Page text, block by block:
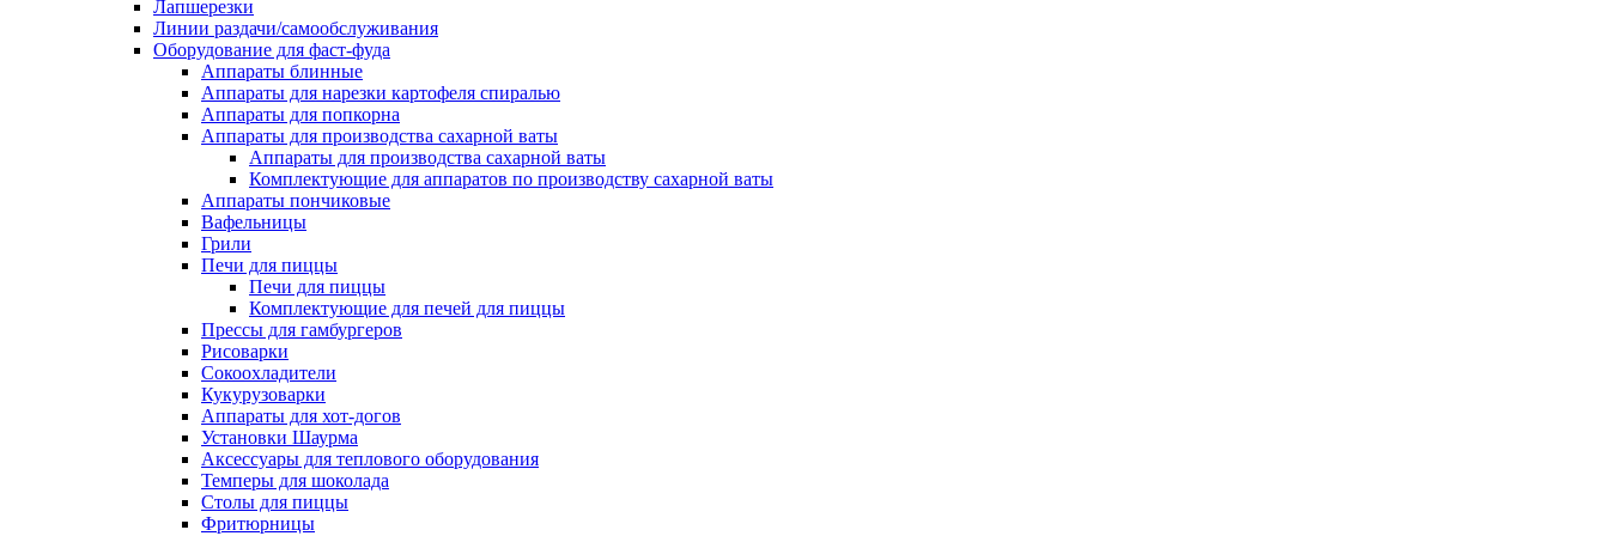
Лапшерезки
Линии раздачи/самообслуживания
Оборудование для фаст-фуда
Аппараты блинные
Аппараты для нарезки картофеля спиралью
Аппараты для попкорна
Аппараты для производства сахарной ваты
Аппараты для производства сахарной ваты
Комплектующие для аппаратов по производству сахарной ваты
Аппараты пончиковые
Вафельницы
Грили
Печи для пиццы
Печи для пиццы
Комплектующие для печей для пиццы
Прессы для гамбургеров
Рисоварки
Сокоохладители
Кукурузоварки
Аппараты для хот-догов
Установки Шаурма
Аксессуары для теплового оборудования
Темперы для шоколада
Столы для пиццы
Фритюрницы